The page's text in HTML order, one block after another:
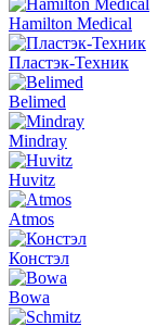
Hamilton Medical
Пластэк-Техник
Belimed
Mindray
Huvitz
Atmos
Констэл
Bowa